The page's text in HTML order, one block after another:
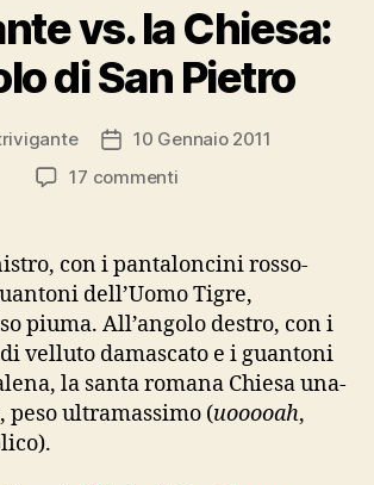
vs. la Chiesa:
di San Pietro
Data
dell'articolo
10 Gennaio 2011
17 commentisu
la
Chiesa:
l’obolo
di
San
Pietro
con i pantaloncini rosso-
dell’Uomo Tigre,
piuma. All’angolo destro, con i
velluto damascato e i guantoni
la santa romana Chiesa una-
ultramassimo (uooooah,